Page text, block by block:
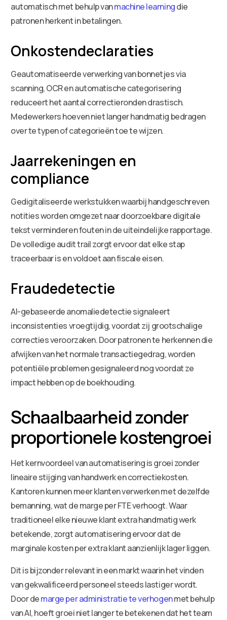
automatisch met behulp vanmachine learningdie
patronen herkent in betalingen.
Onkostendeclaraties
Geautomatiseerde verwerking van bonnetjes via
scanning, OCR en automatische categorisering
reduceert het aantal correctieronden drastisch.
Medewerkers hoeven niet langer handmatig bedragen
over te typen of categorieën toe te wijzen.
Jaarrekeningen en
compliance
Gedigitaliseerde werkstukken waarbij handgeschreven
notities worden omgezet naar doorzoekbare digitale
tekst verminderen fouten in de uiteindelijke rapportage.
De volledige audit trail zorgt ervoor dat elke stap
traceerbaar is en voldoet aan fiscale eisen.
Fraudedetectie
AI-gebaseerde anomaliedetectie signaleert
inconsistenties vroegtijdig, voordat zij grootschalige
correcties veroorzaken. Door patronen te herkennen die
afwijken van het normale transactiegedrag, worden
potentiële problemen gesignaleerd nog voordat ze
impact hebben op de boekhouding.
Schaalbaarheid zonder
proportionele kostengroei
Het kernvoordeel van automatisering is groei zonder
lineaire stijging van handwerk en correctiekosten.
Kantoren kunnen meer klanten verwerken met dezelfde
bemanning, wat de marge per FTE verhoogt. Waar
traditioneel elke nieuwe klant extra handmatig werk
betekende, zorgt automatisering ervoor dat de
marginale kosten per extra klant aanzienlijk lager liggen.
Dit is bijzonder relevant in een markt waarin het vinden
van gekwalificeerd personeel steeds lastiger wordt.
Door demarge per administratie te verhogenmet behulp
van AI, hoeft groei niet langer te betekenen dat het team